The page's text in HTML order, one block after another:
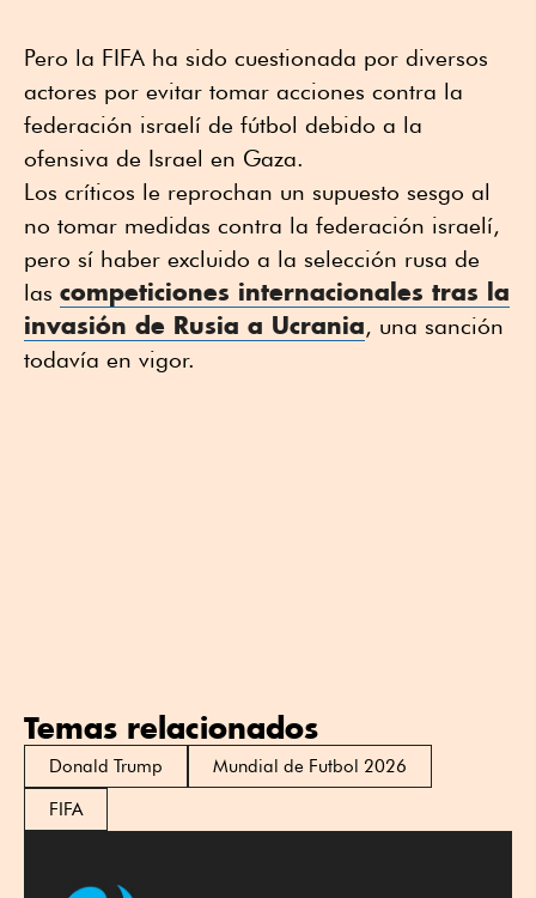
Pero la FIFA ha sido cuestionada por diversos
actores por evitar tomar acciones contra la
federación israelí de fútbol debido a la
ofensiva de Israel en Gaza.
Los críticos le reprochan un supuesto sesgo al
no tomar medidas contra la federación israelí,
pero sí haber excluido a la selección rusa de
las competiciones internacionales tras la
invasión de Rusia a Ucrania, una sanción
todavía en vigor.
Temas relacionados
Donald Trump
Mundial de Futbol 2026
FIFA